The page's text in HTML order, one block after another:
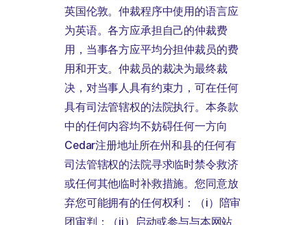
英国伦敦。仲裁程序中使用的语言应
为英语。各方应承担自己的仲裁费
用，当事各方应平均分担仲裁员的费
用和开支。仲裁员的裁决为最终裁
决，对当事人具有约束力，可在任何
具有司法管辖权的法院执行。本条款
中的任何内容均不妨碍任何一方向
Cedar注册地址所在州和县的任何有
司法管辖权的法院寻求临时禁令救济
或任何其他临时补救措施。您同意放
弃您可能拥有的任何权利：（i）陪审
团审判；（ii）启动或参与与本网站